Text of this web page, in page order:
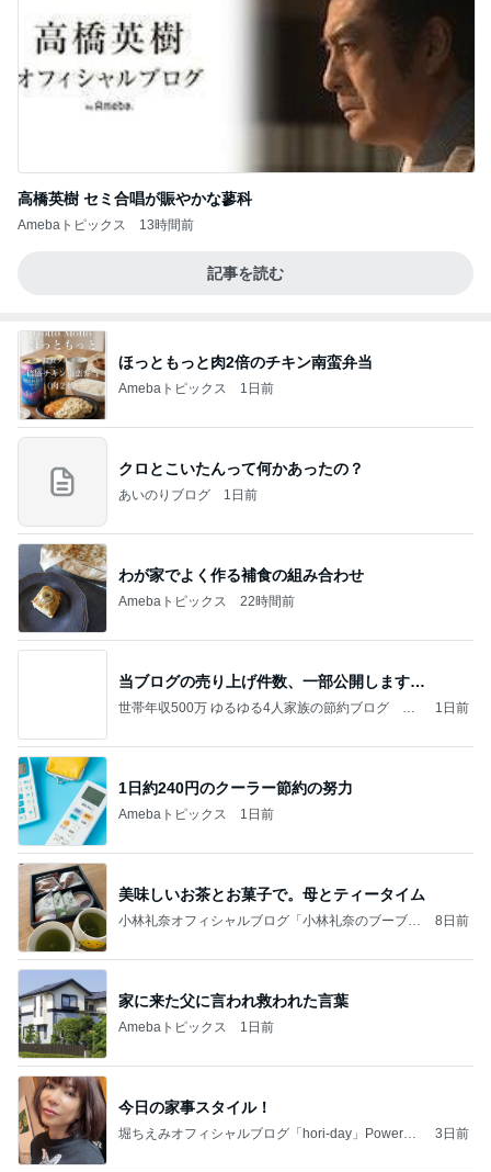
高橋英樹 セミ合唱が賑やかな蓼科
Amebaトピックス 13時間前
記事を読む
ほっともっと肉2倍のチキン南蛮弁当
Amebaトピックス 1日前
クロとこいたんって何かあったの？
あいのりブログ 1日前
わが家でよく作る補食の組み合わせ
Amebaトピックス 22時間前
当ブログの売り上げ件数、一部公開します…
世帯年収500万 ゆるゆる4人家族の節約ブログ 〜
1日前
1日約240円のクーラー節約の努力
Amebaトピックス 1日前
美味しいお茶とお菓子で。母とティータイム
小林礼奈オフィシャルブログ「小林礼奈のブーブー
8日前
家に来た父に言われ救われた言葉
Amebaトピックス 1日前
今日の家事スタイル！
堀ちえみオフィシャルブログ「hori-day」Powered
3日前